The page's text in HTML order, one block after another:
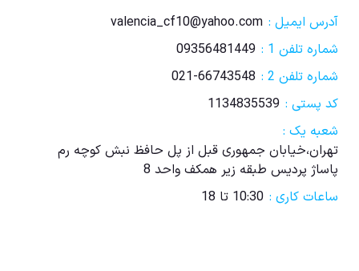
آدرس ایمیل : valencia_cf10@yahoo.com
شماره تلفن 1 :
09356481449
شماره تلفن 2 :
021-66743548
کد پستی : 1134835539
شعبه یک :
تهران،خیابان جمهوری قبل از پل حافظ نبش کوچه رم
پاساژ پردیس طبقه زیر همکف واحد 8
ساعات کاری : 10:30 تا 18